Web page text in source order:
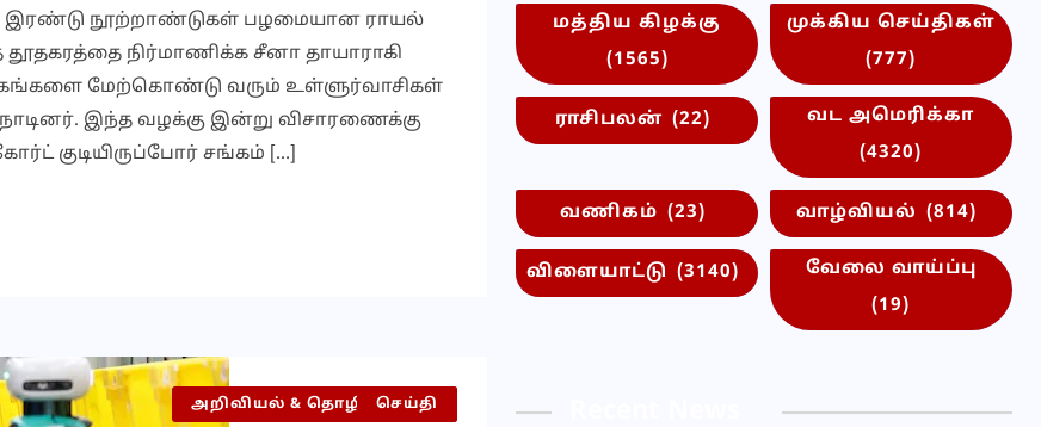
இரண்டு நூற்றாண்டுகள் பழமையான ராயல்
தூதகரத்தை நிர்மாணிக்க சீனா தாயாராகி
மேற்கொண்டு வரும் உள்ளுர்வாசிகள்
நாடினர். இந்த வழக்கு இன்று விசாரணைக்கு
குடியிருப்போர் சங்கம் […]
அறிவியல் & தொழில்நுட்பம்
செய்தி
மத்திய கிழக்கு
(1565)
முக்கிய செய்திகள்
(777)
ராசிபலன் (22)
வட அமெரிக்கா
(4320)
வணிகம் (23) வாழ்வியல் (814)
விளையாட்டு (3140)
வேலை வாய்ப்பு
(19)